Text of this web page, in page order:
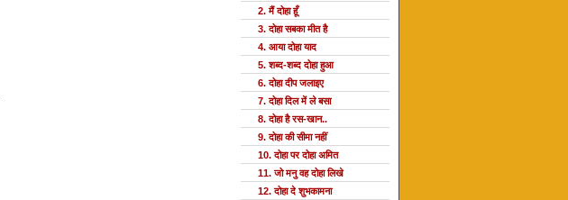
2. मैं दोहा हूँ
3. दोहा सबका मीत है
4. आया दोहा याद
5. शब्द-शब्द दोहा हुआ
6. दोहा दीप जलाइए
7. दोहा दिल में ले बसा
8. दोहा है रस-खान..
9. दोहा की सीमा नहीं
10. दोहा पर दोहा अमित
11. जो मनु वह दोहा लिखे
12. दोहा दे शुभकामना